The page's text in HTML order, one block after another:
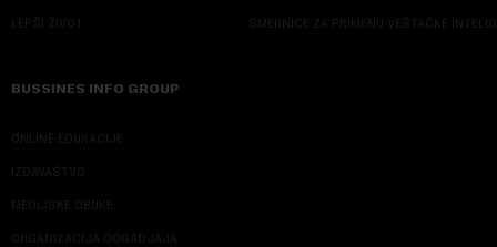
LEPŠI ŽIVOT SMERNICE ZA PRIMENU VEŠTAČKE
BUSSINES INFO GROUP
ONLINE EDUKACIJE
IZDAVAŠTVO
MEDIJSKE OBUKE
ORGANIZACIJA DOGADJAJA